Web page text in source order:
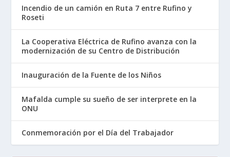
Incendio de un camión en Ruta 7 entre Rufino y
Roseti
La Cooperativa Eléctrica de Rufino avanza con la
modernización de su Centro de Distribución
Inauguración de la Fuente de los Niños
Mafalda cumple su sueño de ser interprete en la
ONU
Conmemoración por el Día del Trabajador